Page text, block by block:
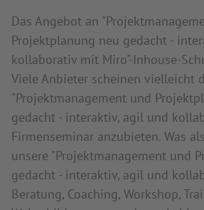
Das Angebot an
Projektplanung neu gedacht -
kollaborativ mit Miro"-Inhouse-
Viele Anbieter scheinen vielleicht
"Projektmanagement und
gedacht - interaktiv, agil und
Firmenseminar anzubieten. Was
unsere "Projektmanagement und
gedacht - interaktiv, agil und
Beratung, Coaching, Workshop,